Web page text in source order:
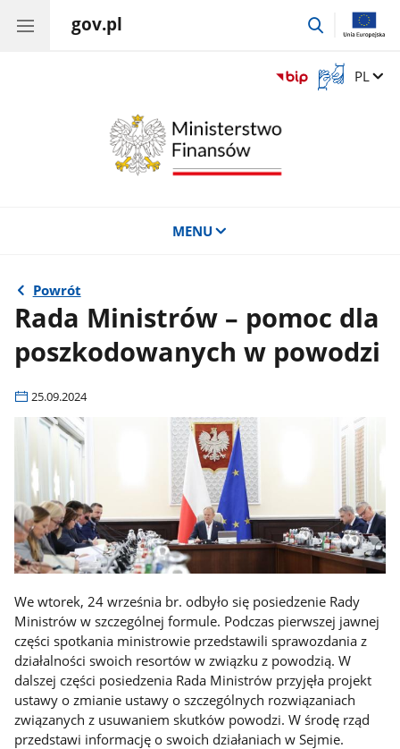
gov.pl
przejdź
Otwórz
okno
Zmień
PL
MENU
Powrót
Rada Ministrów – pomoc dla
poszkodowanych w powodzi
25.09.2024
We wtorek, 24 września br. odbyło się posiedzenie Rady
Ministrów w szczególnej formule. Podczas pierwszej jawnej
części spotkania ministrowie przedstawili sprawozdania z
działalności swoich resortów w związku z powodzią. W
dalszej części posiedzenia Rada Ministrów przyjęła projekt
ustawy o zmianie ustawy o szczególnych rozwiązaniach
związanych z usuwaniem skutków powodzi. W środę rząd
przedstawi informację o swoich działaniach w Sejmie.